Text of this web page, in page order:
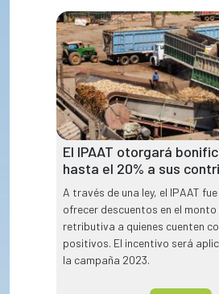
El IPAAT otorgará
hasta el 20% a sus
A través de una ley, el IPAAT
ofrecer descuentos en el
retributiva a quienes cuenten
positivos. El incentivo será
la campaña 2023.